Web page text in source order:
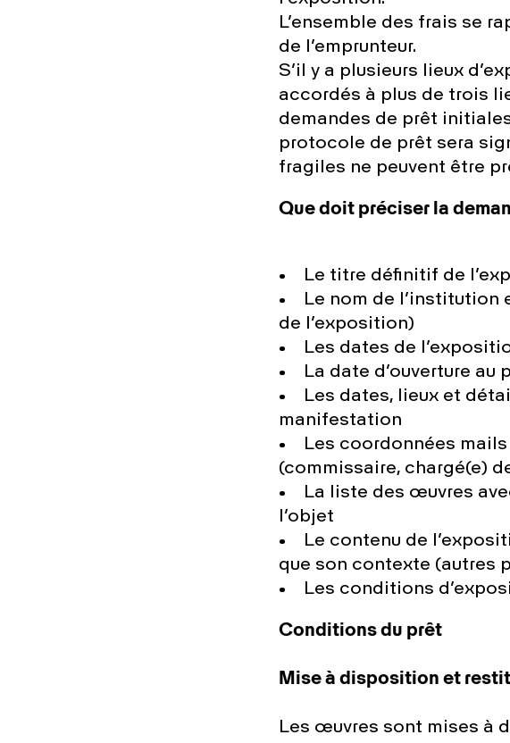
L’ensemble des frais se
de l’emprunteur.
S’il y a plusieurs lieux
accordés à plus de trois
demandes de prêt
protocole de prêt sera
fragiles ne peuvent être
Que doit préciser la
• Le titre définitif de
• Le nom de l’institution
de l’exposition)
• Les dates de
• La date d’ouverture au
• Les dates, lieux et
manifestation
• Les coordonnées
(commissaire, chargé(e)
• La liste des œuvres
l’objet
• Le contenu de
que son contexte (autres
• Les conditions
Conditions du prêt
Mise à disposition et
Les œuvres sont mises à